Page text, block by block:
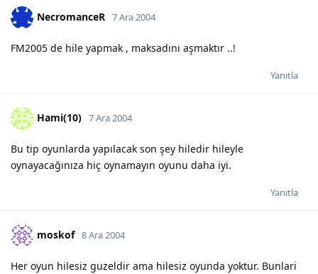
NecromanceR 7 Ara 2004
FM2005 de hile yapmak , maksadını aşmaktır ..!
Yanıtla
Hami(10) 7 Ara 2004
Bu tip oyunlarda yapılacak son şey hiledir hileyle
oynayacağınıza hiç oynamayın oyunu daha iyi.
Yanıtla
moskof 8 Ara 2004
Her oyun hilesiz guzeldir ama hilesiz oyunda yoktur. Bunlari